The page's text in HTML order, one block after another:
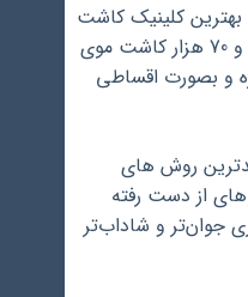
کلینیک کاشت
مو در ایران با بیش از 25 سال سابقه و 70 هزار کاشت موی
و بصورت اقساطی
روش ‌های
از دست رفته
جوان‌تر و شاداب‌تر